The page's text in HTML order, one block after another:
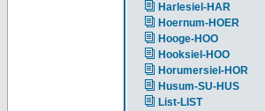
Harlesiel-HAR
Hoernum-HOER
Hooge-HOO
Hooksiel-HOO
Horumersiel-HOR
Husum-SU-HUS
List-LIST